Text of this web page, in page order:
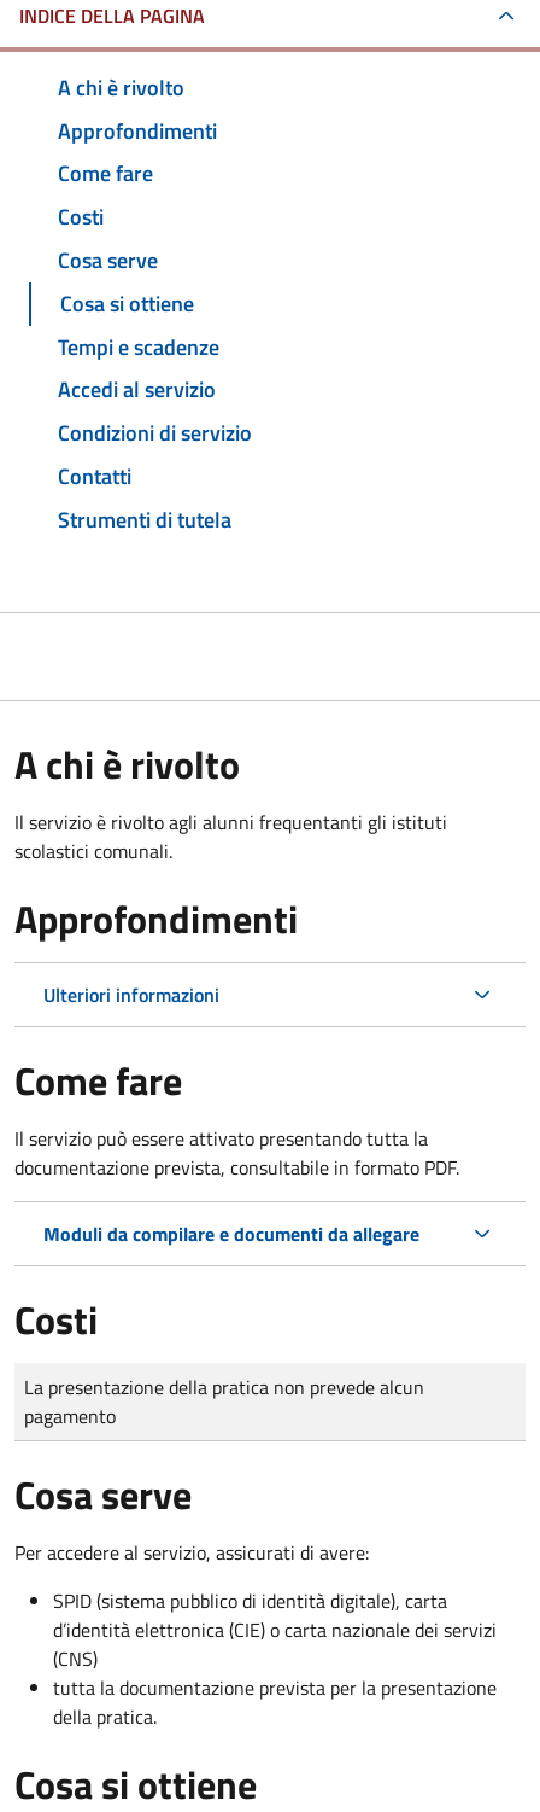
INDICE DELLA PAGINA
A chi è rivolto
Approfondimenti
Come fare
Costi
Cosa serve
Cosa si ottiene
Tempi e scadenze
Accedi al servizio
Condizioni di servizio
Contatti
Strumenti di tutela
A chi è rivolto
Il servizio è rivolto agli alunni frequentanti gli istituti
scolastici comunali.
Approfondimenti
Ulteriori informazioni
Come fare
Il servizio può essere attivato presentando tutta la
documentazione prevista, consultabile in formato PDF.
Moduli da compilare e documenti da allegare
Costi
Tipo di pagamento
Importo
La presentazione della pratica non prevede alcun
pagamento
Cosa serve
Per accedere al servizio, assicurati di avere:
SPID (sistema pubblico di identità digitale), carta
d’identità elettronica (CIE) o carta nazionale dei servizi
(CNS)
tutta la documentazione prevista per la presentazione
della pratica.
Cosa si ottiene